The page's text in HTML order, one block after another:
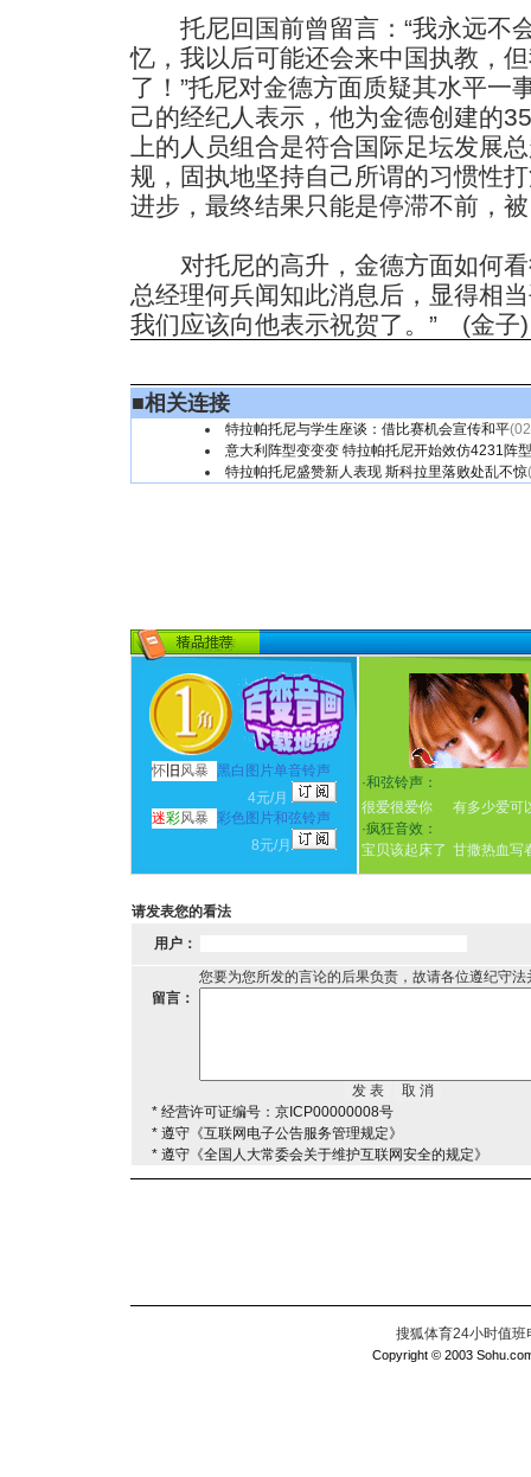
托尼回国前曾留言：“我永远不
忆，我以后可能还会来中国执教，
了！”托尼对金德方面质疑其水平一
己的经纪人表示，他为金德创建的
上的人员组合是符合国际足坛发展
规，固执地坚持自己所谓的习惯性
进步，最终结果只能是停滞不前，
对托尼的高升，金德方面如何看
总经理何兵闻知此消息后，显得相
我们应该向他表示祝贺了。” (金子)
■相关连接
特拉帕托尼与学生座谈：借比赛机会宣传和平
意大利阵型变变变 特拉帕托尼开始效仿4231阵型
特拉帕托尼盛赞新人表现 斯科拉里落败处乱不惊
怀 旧 风暴
黑白图片单音铃声
4元/月
迷彩风暴 彩色图片和弦铃声
8元/月
·和弦铃声：
很爱很爱你
有多少爱可
·疯狂音效：
宝贝该起床了 甘撒热血写
请发表您的看法
用户：
您要为您所发的言论的后果负责，故请各位遵纪守
留言：
* 经营许可证编号：京ICP00000008号
* 遵守《互联网电子公告服务管理规定》
* 遵守《全国人大常委会关于维护互联网安全的规定》
搜狐体育24小时值
Copyright © 2003